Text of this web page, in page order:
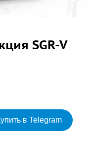
SGR-V
в Telegram